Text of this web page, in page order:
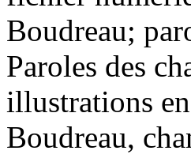
Boudreau;
Paroles des
illustrations
Boudreau,